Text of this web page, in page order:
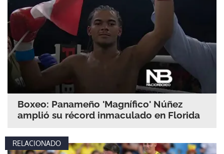
Boxeo: Panameño 'Magnífico' Núñez
amplió su récord inmaculado en Florida
RELACIONADO